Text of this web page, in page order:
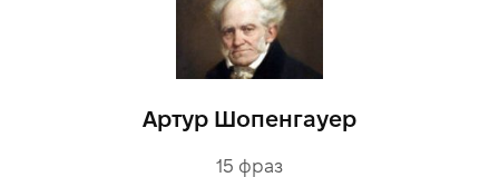
Артур Шопенгауер
15 фраз